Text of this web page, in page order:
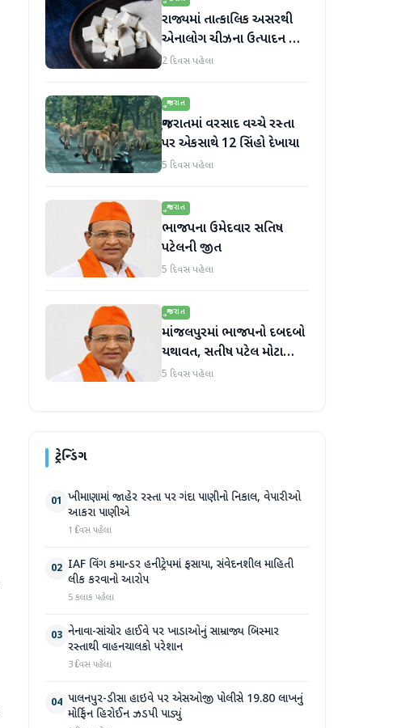
રાજ્યમાં તાત્કાલિક અસરથી
એનાલોગ ચીઝના ઉત્પાદન અને
વેચાણ પર પ્રતિબંધ.
2 દિવસ પહેલા
ગુજરાત
ગુજરાતમાં વરસાદ વચ્ચે રસ્તા
પર એકસાથે 12 સિંહો દેખાયા
5 દિવસ પહેલા
ગુજરાત
ભાજપના ઉમેદવાર સતિષ
પટેલની જીત
5 દિવસ પહેલા
ગુજરાત
માંજલપુરમાં ભાજપનો દબદબો
યથાવત, સતીષ પટેલ મોટા
માર્જિનથી આગળ
5 દિવસ પહેલા
ટ્રેન્ડિંગ
01 ખીમાણામાં જાહેર રસ્તા પર ગંદા પાણીનો નિકાલ, વેપારીઓ
આકરા પાણીએ
1 દિવસ પહેલા
02 IAF વિંગ કમાન્ડર હનીટ્રેપમાં ફસાયા, સંવેદનશીલ માહિતી
લીક કરવાનો આરોપ
5 કલાક પહેલા
03 નેનાવા-સાંચોર હાઈવે પર ખાડાઓનું સામ્રાજ્ય બિસ્માર
રસ્તાથી વાહનચાલકો પરેશાન
3 દિવસ પહેલા
04 પાલનપુર-ડીસા હાઇવે પર એસઓજી પોલીસે 19.80 લાખનું
મોર્ફિન હિરોઈન ઝડપી પાડ્યું